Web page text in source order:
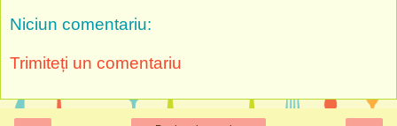
Niciun comentariu:
Trimiteți un comentariu